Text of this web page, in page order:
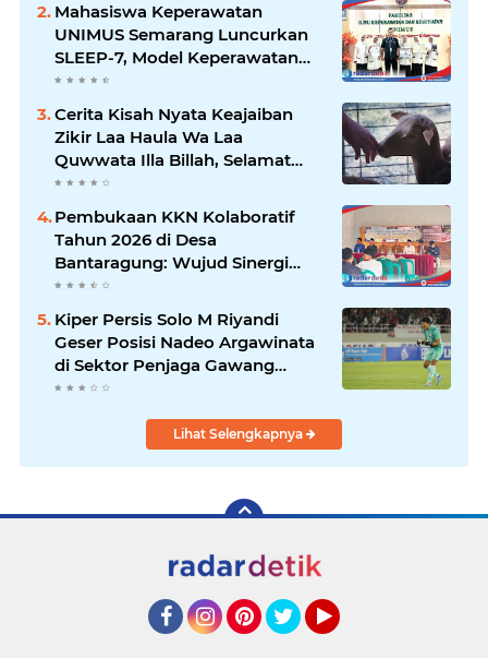
Mahasiswa Keperawatan
UNIMUS Semarang Luncurkan
SLEEP-7, Model Keperawatan
Digital Hibrida Berbasis Riset
untuk Tingkatkan Kualitas Tidur
Pasien Hipertensi
Cerita Kisah Nyata Keajaiban
Zikir Laa Haula Wa Laa
Quwwata Illa Billah, Selamat
dan Membawa Ratusan
Kambing
Pembukaan KKN Kolaboratif
Tahun 2026 di Desa
Bantaragung: Wujud Sinergi
Perguruan Tinggi dalam
Pemberdayaan Masyarakat
Kiper Persis Solo M Riyandi
Geser Posisi Nadeo Argawinata
di Sektor Penjaga Gawang
Timnas Indonesia
Lihat Selengkapnya